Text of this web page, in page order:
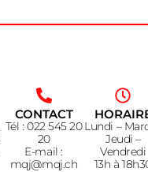
CONTACT
Tél : 022 545 20
20
E-mail :
mqj@mqj.ch
Lundi –
Jeudi –
Vendredi
13h à